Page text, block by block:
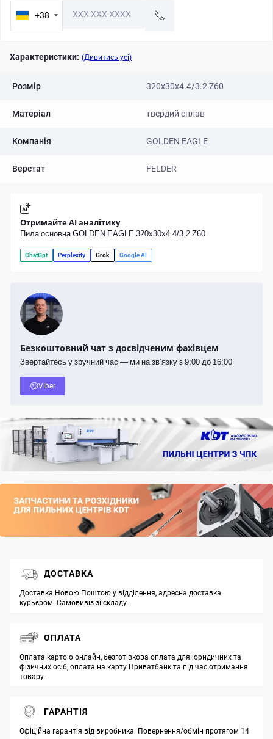
+38
Характеристики: (Дивитись усі)
Розмір 320х30х4.4/3.2 Z60
Матеріал твердий сплав
Компанія GOLDEN EAGLE
Верстат FELDER
Отримайте AI аналітику
Пила основна GOLDEN EAGLE 320х30х4.4/3.2 Z60
ChatGpt Perplexity Grok Google AI
Безкоштовний чат з досвідченим фахівцем
Звертайтесь у зручний час — ми на зв’язку з 9:00 до 16:00
Viber
ДОСТАВКА
Доставка Новою Поштою у відділення, адресна доставка
курьєром. Самовивіз зі складу.
ОПЛАТА
Оплата картою онлайн, безготівкова оплата для юридичних та
фізичних осіб, оплата на карту Приватбанк та під час отримання
товару.
ГАРАНТІЯ
Офіційна гарантія від виробника. Повернення/обмін протягом 14